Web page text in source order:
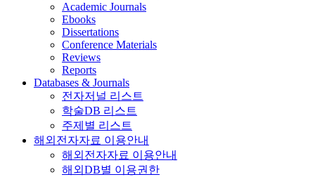
Academic Journals
Ebooks
Dissertations
Conference Materials
Reviews
Reports
Databases & Journals
전자저널 리스트
학술DB 리스트
주제별 리스트
해외전자자료 이용안내
해외전자자료 이용안내
해외DB별 이용권한